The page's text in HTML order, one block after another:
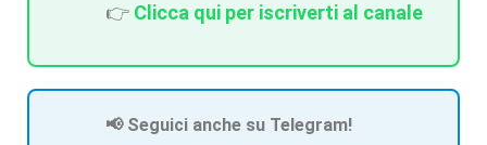
👉 Clicca qui per iscriverti al canale
📢 Seguici anche su Telegram!